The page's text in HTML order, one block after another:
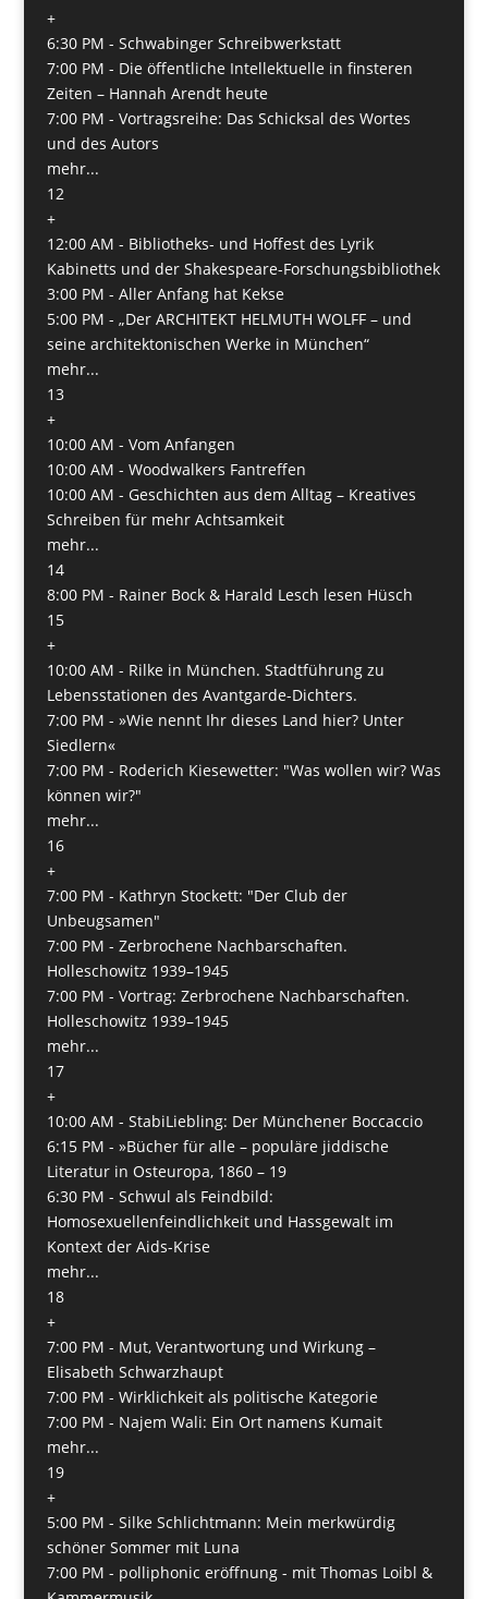
+
6:30 PM - Schwabinger Schreibwerkstatt
7:00 PM - Die öffentliche Intellektuelle in finsteren
Zeiten – Hannah Arendt heute
7:00 PM - Vortragsreihe: Das Schicksal des Wortes
und des Autors
mehr...
12
+
12:00 AM - Bibliotheks- und Hoffest des Lyrik
Kabinetts und der Shakespeare-Forschungsbibliothek
3:00 PM - Aller Anfang hat Kekse
5:00 PM - „Der ARCHITEKT HELMUTH WOLFF – und
seine architektonischen Werke in München“
mehr...
13
+
10:00 AM - Vom Anfangen
10:00 AM - Woodwalkers Fantreffen
10:00 AM - Geschichten aus dem Alltag – Kreatives
Schreiben für mehr Achtsamkeit
mehr...
14
8:00 PM - Rainer Bock & Harald Lesch lesen Hüsch
15
+
10:00 AM - Rilke in München. Stadtführung zu
Lebensstationen des Avantgarde-Dichters.
7:00 PM - »Wie nennt Ihr dieses Land hier? Unter
Siedlern«
7:00 PM - Roderich Kiesewetter: "Was wollen wir? Was
können wir?"
mehr...
16
+
7:00 PM - Kathryn Stockett: "Der Club der
Unbeugsamen"
7:00 PM - Zerbrochene Nachbarschaften.
Holleschowitz 1939–1945
7:00 PM - Vortrag: Zerbrochene Nachbarschaften.
Holleschowitz 1939–1945
mehr...
17
+
10:00 AM - StabiLiebling: Der Münchener Boccaccio
6:15 PM - »Bücher für alle – populäre jiddische
Literatur in Osteuropa, 1860 – 19
6:30 PM - Schwul als Feindbild:
Homosexuellenfeindlichkeit und Hassgewalt im
Kontext der Aids-Krise
mehr...
18
+
7:00 PM - Mut, Verantwortung und Wirkung –
Elisabeth Schwarzhaupt
7:00 PM - Wirklichkeit als politische Kategorie
7:00 PM - Najem Wali: Ein Ort namens Kumait
mehr...
19
+
5:00 PM - Silke Schlichtmann: Mein merkwürdig
schöner Sommer mit Luna
7:00 PM - polliphonic eröffnung - mit Thomas Loibl &